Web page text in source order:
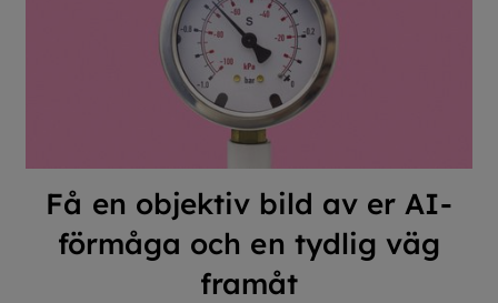
Få en objektiv bild av er AI-
förmåga och en tydlig väg
framåt